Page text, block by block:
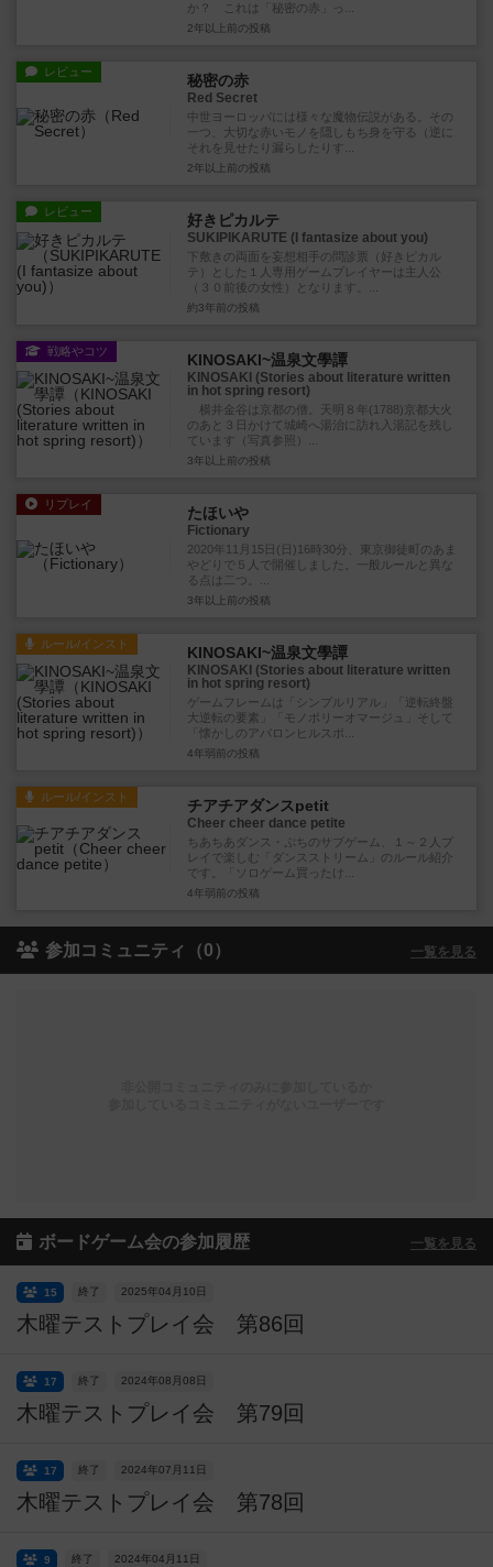
か？ これは「秘密の赤」っ...
2年以上前 の投稿
レビュー 秘密の赤
Red Secret
中世ヨーロッパには様々な魔物伝説がある。その
一つ、大切な赤いモノを隠しもち身を守る（逆に
それを見せたり漏らしたりす...
2年以上前 の投稿
レビュー 好きピカルテ
SUKIPIKARUTE (I fantasize about you)
下敷きの両面を妄想相手の問診票（好きピカル
テ）とした１人専用ゲームプレイヤーは主人公
（３０前後の女性）となります。...
約3年前 の投稿
戦略やコツ KINOSAKI~温泉文學譚
KINOSAKI (Stories about literature written
in hot spring resort)
横井金谷は京都の僧。天明８年(1788)京都大火
のあと３日かけて城崎へ湯治に訪れ入湯記を残し
ています（写真参照）...
3年以上前 の投稿
リプレイ たほいや
Fictionary
2020年11月15日(日)16時30分、東京御徒町のあま
やどりで５人で開催しました。一般ルールと異な
る点は二つ。...
3年以上前 の投稿
ルール/インスト KINOSAKI~温泉文學譚
KINOSAKI (Stories about literature written
in hot spring resort)
ゲームフレームは「シンプルリアル」「逆転終盤
大逆転の要素」「モノポリーオマージュ」そして
「懐かしのアバロンヒルスポ...
4年弱前 の投稿
ルール/インスト チアチアダンスpetit
Cheer cheer dance petite
ちあちあダンス・ぷちのサブゲーム、１～２人プ
レイで楽しむ「ダンスストリーム」のルール紹介
です。「ソロゲーム買ったけ...
4年弱前 の投稿
参加コミュニティ（0） 一覧を見る
ボードゲーム会の参加履歴 一覧を見る
木曜テストプレイ会 第86回
終了 2025年04月10日
15
木曜テストプレイ会 第79回
終了 2024年08月08日
17
木曜テストプレイ会 第78回
終了 2024年07月11日
17
終了 2024年04月11日
9